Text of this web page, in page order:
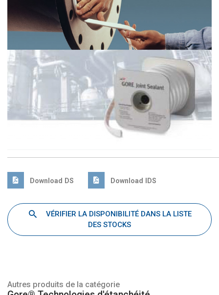
Download DS Download IDS
VÉRIFIER LA DISPONIBILITÉ DANS LA LISTE
DES STOCKS
Autres produits de la catégorie